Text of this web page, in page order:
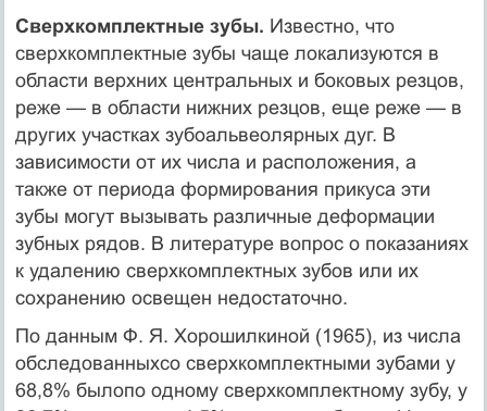
Сверхкомплектные зубы. Известно, что
сверхкомплектные зубы чаще локализуются в
области верхних центральных и боковых резцов,
реже — в области нижних резцов, еще реже — в
других участках зубоальвеолярных дуг. В
зависимости от их числа и расположения, а
также от периода формирования прикуса эти
зубы могут вызывать различные деформации
зубных рядов. В литературе вопрос о показаниях
к удалению сверхкомплек­тных зубов или их
сохранению освещен недостаточно.
По данным Ф. Я. Хорошилкиной (1965), из числа
обследо­ванныхсо сверхкомплектными зубами у
68,8% былопо одному сверхкомплектному зубу, у